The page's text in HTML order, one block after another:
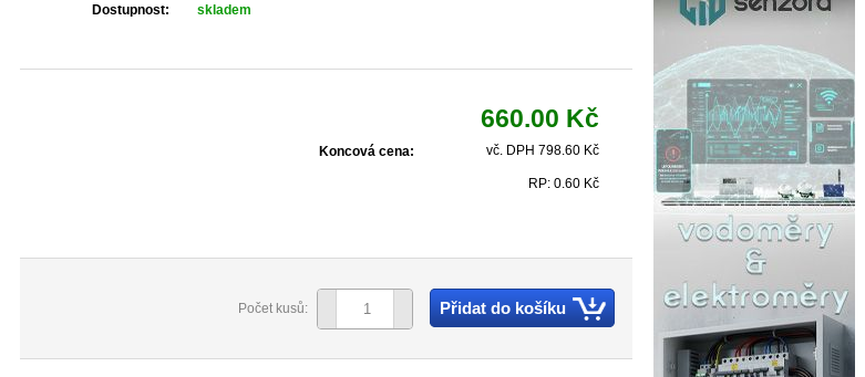
Dostupnost: skladem
Koncová cena:
660.00 Kč
vč. DPH 798.60 Kč
RP: 0.60 Kč
Počet kusů: Přidat do košíku